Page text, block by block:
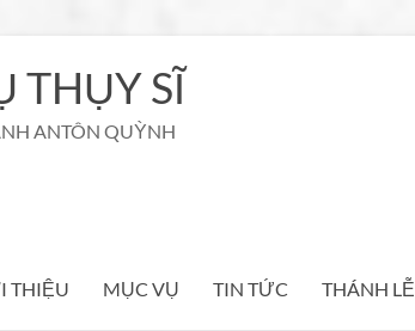
THỤY SĨ
ANTÔN QUỲNH
THIỆU MỤC VỤ TIN TỨC THÁNH LỄ